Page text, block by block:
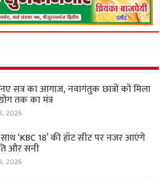
सत्र का आगाज, नवागंतुक छात्रों को मिला
तक का मंत्र
2026
‘KBC 18’ की हॉट सीट पर नजर आएंगे
और सनी
2026